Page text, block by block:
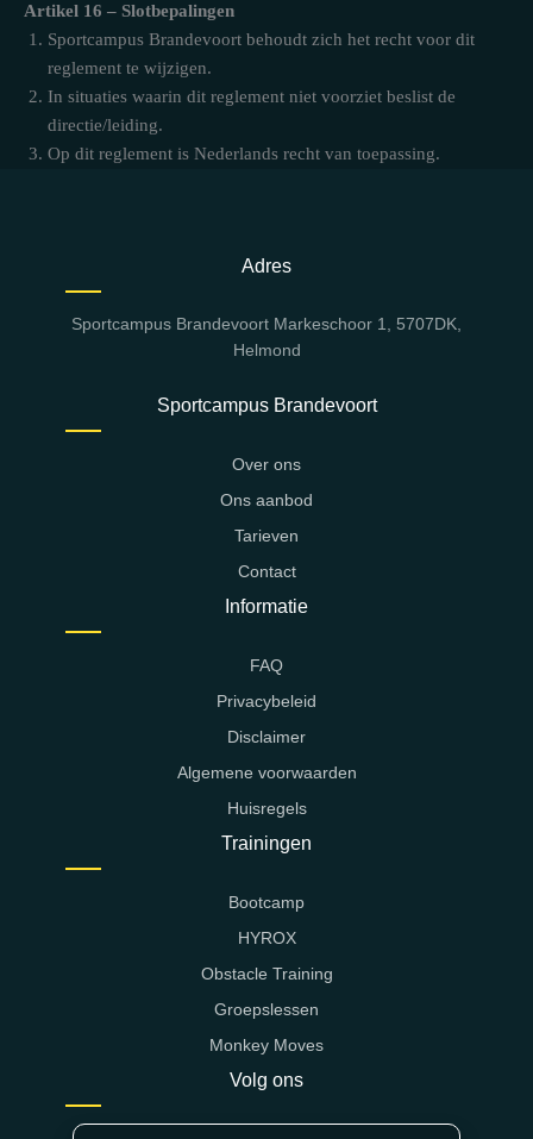
Artikel 16 – Slotbepalingen
Sportcampus Brandevoort behoudt zich het recht voor dit
reglement te wijzigen.
In situaties waarin dit reglement niet voorziet beslist de
directie/leiding.
Op dit reglement is Nederlands recht van toepassing.
Adres
Sportcampus Brandevoort Markeschoor 1, 5707DK,
Helmond
Sportcampus Brandevoort
Over ons
Ons aanbod
Tarieven
Contact
Informatie
FAQ
Privacybeleid
Disclaimer
Algemene voorwaarden
Huisregels
Trainingen
Bootcamp
HYROX
Obstacle Training
Groepslessen
Monkey Moves
Volg ons